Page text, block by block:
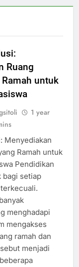
Ruang
untuk
1 year
Menyediakan
Ramah untuk
Pendidikan
bagi setiap
menghadapi
mengakses
ramah dan
menjadi